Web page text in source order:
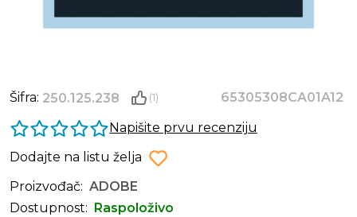
Šifra: 250.125.238 (1)
65305308CA01A12
Napišite prvu recenziju
Dodajte na listu želja
Proizvođač: ADOBE
Dostupnost:
Raspoloživo